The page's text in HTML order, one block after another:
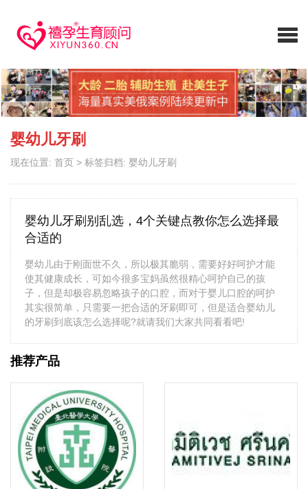
婴幼儿牙刷
现在位置: 首页 > 标签归档: 婴幼儿牙刷
婴幼儿牙刷别乱选，4个关键点教你怎么选择最
合适的
婴幼儿由于刚面世不久，所以极其脆弱，需要好好呵护才能
使其健康成长，可如今很多宝妈虽然很精心呵护自己的孩
子，但是却极容易忽略孩子的口腔，而对于婴儿口腔的呵护
其实很简单，只需要一把合适的牙刷即可，但是适合婴幼儿
的牙刷到底该怎么选择呢?就请我们大家共同看看吧!
推荐产品